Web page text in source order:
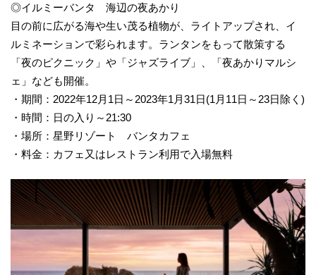
◎イルミーバンタ 海辺の夜あかり
目の前に広がる海や生い茂る植物が、ライトアップされ、イ
ルミネーションで彩られます。ランタンをもって散策する
「夜のピクニック」や「ジャズライブ」、「夜あかりマルシ
ェ」なども開催。
・期間：2022年12月1日～2023年1月31日(1月11日～23日除く)
・時間：日の入り～21:30
・場所：星野リゾート バンタカフェ
・料金：カフェ又はレストラン利用で入場無料